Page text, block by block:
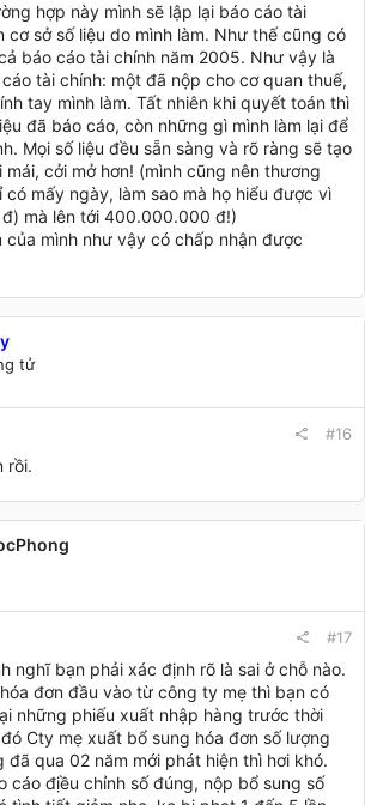
hợp này mình sẽ lập lại báo cáo tài
cơ sở số liệu do mình làm. Như thế cũng có
báo cáo tài chính năm 2005. Như vậy là
tài chính: một đã nộp cho cơ quan thuế,
tay mình làm. Tất nhiên khi quyết toán thì
đã báo cáo, còn những gì mình làm lại để
Mọi số liệu đều sẵn sàng và rõ ràng sẽ tạo
cởi mở hơn! (mình cũng nên thương
mấy ngày, làm sao mà họ hiểu được vì
mà lên tới 400.000.000 đ!)
của mình như vậy có chấp nhận được
tử
#16
rồi.
#17
nghĩ bạn phải xác định rõ là sai ở chỗ nào.
đơn đầu vào từ công ty mẹ thì bạn có
những phiếu xuất nhập hàng trước thời
Cty mẹ xuất bổ sung hóa đơn số lượng
đã qua 02 năm mới phát hiện thì hơi khó.
cáo địều chỉnh số đúng, nộp bổ sung số